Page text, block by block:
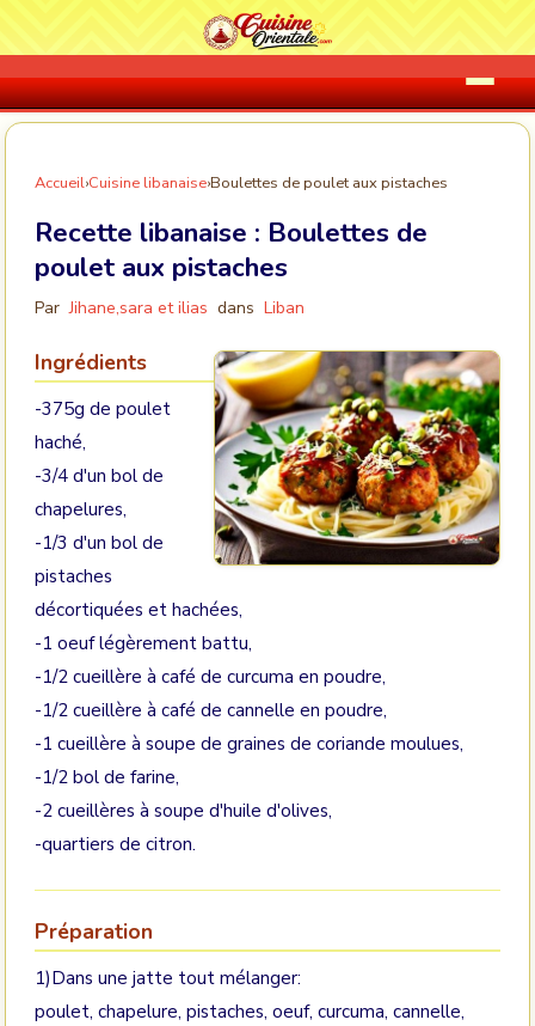
Accueil›Cuisine libanaise›Boulettes de poulet aux pistaches
Recette libanaise : Boulettes de
poulet aux pistaches
Par Jihane,sara et ilias dans Liban
Ingrédients
-375g de poulet
haché,
-3/4 d'un bol de
chapelures,
-1/3 d'un bol de
pistaches
décortiquées et hachées,
-1 oeuf légèrement battu,
-1/2 cueillère à café de curcuma en poudre,
-1/2 cueillère à café de cannelle en poudre,
-1 cueillère à soupe de graines de coriande moulues,
-1/2 bol de farine,
-2 cueillères à soupe d'huile d'olives,
-quartiers de citron.
Préparation
1)Dans une jatte tout mélanger:
poulet, chapelure, pistaches, oeuf, curcuma, cannelle,